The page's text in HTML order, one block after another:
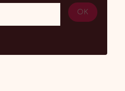
OK